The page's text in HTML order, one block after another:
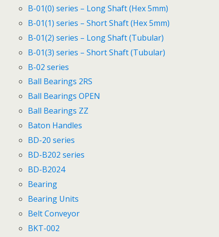
B-01(0) series – Long Shaft (Hex 5mm)
B-01(1) series – Short Shaft (Hex 5mm)
B-01(2) series – Long Shaft (Tubular)
B-01(3) series – Short Shaft (Tubular)
B-02 series
Ball Bearings 2RS
Ball Bearings OPEN
Ball Bearings ZZ
Baton Handles
BD-20 series
BD-B202 series
BD-B2024
Bearing
Bearing Units
Belt Conveyor
BKT-002